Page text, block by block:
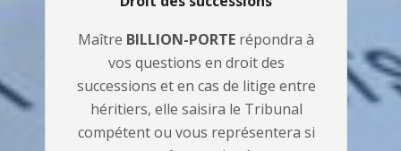
Maître BILLION-PORTE répondra à
vos questions en droit des
successions et en cas de litige entre
héritiers, elle saisira le Tribunal
compétent ou vous représentera si